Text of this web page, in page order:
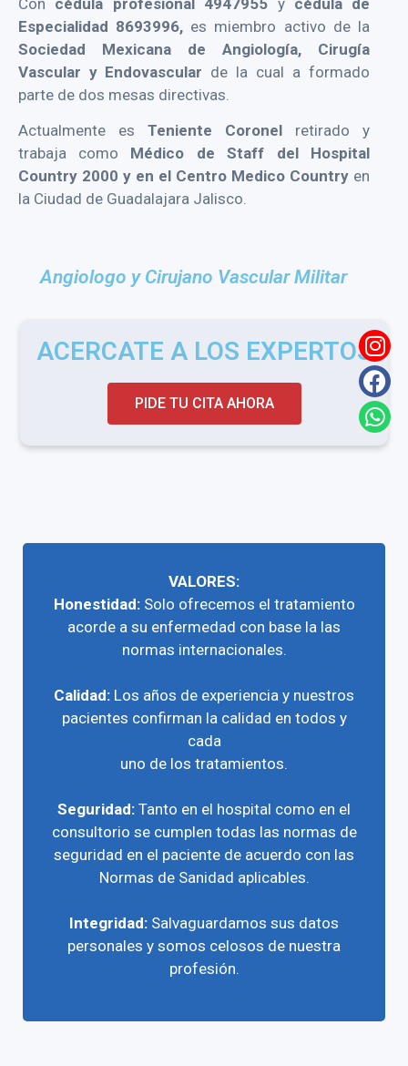
Especialidad 8693996, es miembro activo de la
Sociedad Mexicana de Angiología, Cirugía
Vascular y Endovascular de la cual a formado
parte de dos mesas directivas.
Actualmente es Teniente Coronel retirado y
trabaja como Médico de Staff del Hospital
Country 2000 y en el Centro Medico Country en
la Ciudad de Guadalajara Jalisco.
Angiologo y Cirujano Vascular Militar
ACERCATE A LOS EXPERTOS
PIDE TU CITA AHORA
VALORES:
Honestidad:Solo ofrecemos el tratamiento
acorde a su enfermedad con base la las
normas internacionales.
Calidad: Los años de experiencia y nuestros
pacientes confirman la calidad en todos y
cada
uno de los tratamientos.
Seguridad: Tanto en el hospital como en el
consultorio se cumplen todas las normas de
seguridad en el paciente de acuerdo con las
Normas de Sanidad aplicables.
Integridad: Salvaguardamos sus datos
personales y somos celosos de nuestra
profesión.